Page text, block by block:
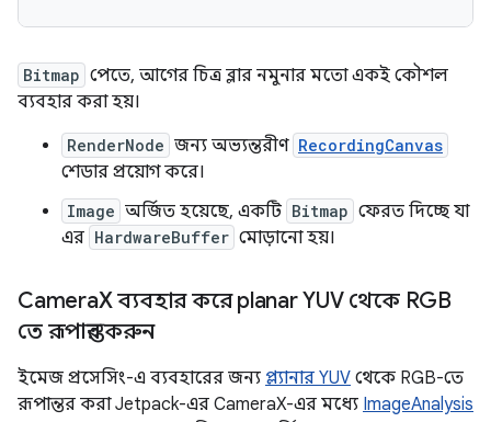
Bitmap পেতে, আগের চিত্র ব্লার নমুনার মতো একই কৌশল
ব্যবহার করা হয়।
RenderNode জন্য অভ্যন্তরীণ RecordingCanvas
শেডার প্রয়োগ করে।
Image অর্জিত হয়েছে, একটি Bitmap ফেরত দিচ্ছে যা
এর HardwareBuffer মোড়ানো হয়।
CameraX ব্যবহার করে planar YUV থেকে RGB
তে রূপান্তর করুন
ইমেজ প্রসেসিং-এ ব্যবহারের জন্য প্ল্যানার YUV থেকে RGB-তে
রূপান্তর করা Jetpack-এর CameraX-এর মধ্যে ImageAnalysis